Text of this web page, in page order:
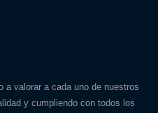
a valorar a cada uno de nuestros
y cumpliendo con todos los